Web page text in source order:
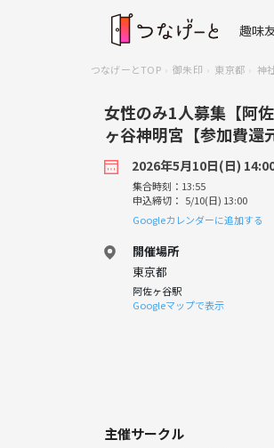
趣味
つなげーとTOP 御朱印 東京都 神
女性のみ1人募集【阿
ヶ谷神明宮【参加費還
2026年5月10日(日)
集合時刻：13:55
申込締切： 5/10(日) 13:00
Googleカレンダーに追加する
開催場所
東京都
阿佐ヶ谷駅
Googleマップで表示
主催サークル